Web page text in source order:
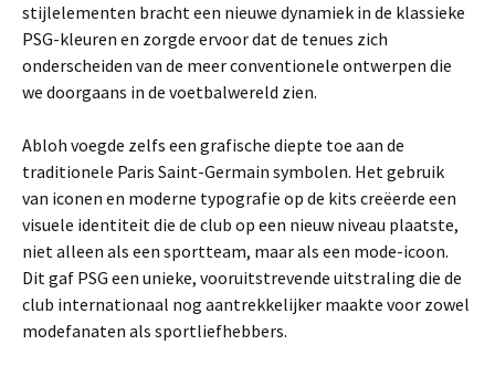
stijlelementen bracht een nieuwe dynamiek in de klassieke
PSG-kleuren en zorgde ervoor dat de tenues zich
onderscheiden van de meer conventionele ontwerpen die
we doorgaans in de voetbalwereld zien.
Abloh voegde zelfs een grafische diepte toe aan de
traditionele Paris Saint-Germain symbolen. Het gebruik
van iconen en moderne typografie op de kits creëerde een
visuele identiteit die de club op een nieuw niveau plaatste,
niet alleen als een sportteam, maar als een mode-icoon.
Dit gaf PSG een unieke, vooruitstrevende uitstraling die de
club internationaal nog aantrekkelijker maakte voor zowel
modefanaten als sportliefhebbers.